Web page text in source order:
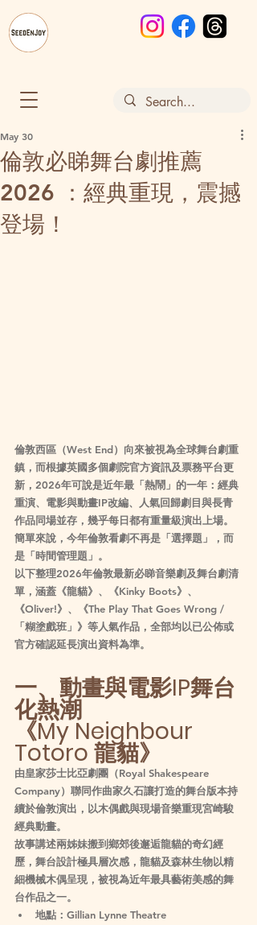
倫敦必睇舞台劇推薦
2026 ：經典重現，震撼
登場！
May 30
倫敦西區（West End）向來被視為全球舞台劇重
鎮，而根據英國多個劇院官方資訊及票務平台更
新，2026年可說是近年最「熱鬧」的一年：經典
重演、電影與動畫IP改編、人氣回歸劇目與長青
作品同場並存，幾乎每日都有重量級演出上場。
簡單來說，今年倫敦看劇不再是「選擇題」，而
是「時間管理題」。
以下整理2026年倫敦最新必睇音樂劇及舞台劇清
單，涵蓋《龍貓》、《Kinky Boots》、
《Oliver!》、《The Play That Goes Wrong /
「糊塗戲班」》等人氣作品，全部均以已公佈或
官方確認延長演出資料為準。
一、動畫與電影IP舞台
化熱潮
《My Neighbour
Totoro 龍貓》
由皇家莎士比亞劇團（Royal Shakespeare
Company）聯同作曲家久石讓打造的舞台版本持
續於倫敦演出，以木偶戲與現場音樂重現宮崎駿
經典動畫。
故事講述兩姊妹搬到鄉郊後邂逅龍貓的奇幻經
歷，舞台設計極具層次感，龍貓及森林生物以精
細機械木偶呈現，被視為近年最具藝術美感的舞
台作品之一。
地點：Gillian Lynne Theatre